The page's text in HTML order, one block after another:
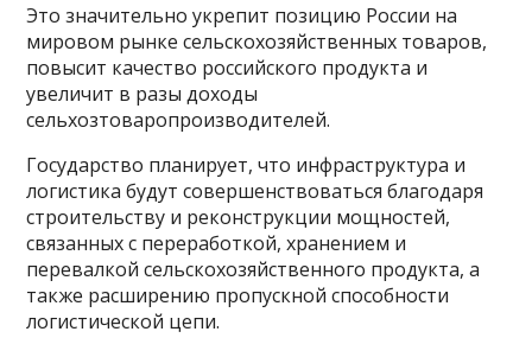
Это значительно укрепит позицию России на
мировом рынке сельскохозяйственных товаров,
повысит качество российского продукта и
увеличит в разы доходы
сельхозтоваропроизводителей.
Государство планирует, что инфраструктура и
логистика будут совершенствоваться благодаря
строительству и реконструкции мощностей,
связанных с переработкой, хранением и
перевалкой сельскохозяйственного продукта, а
также расширению пропускной способности
логистической цепи.